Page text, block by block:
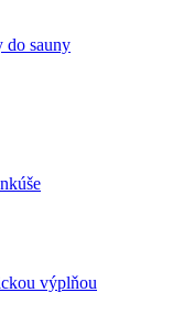
do sauny
výplňou